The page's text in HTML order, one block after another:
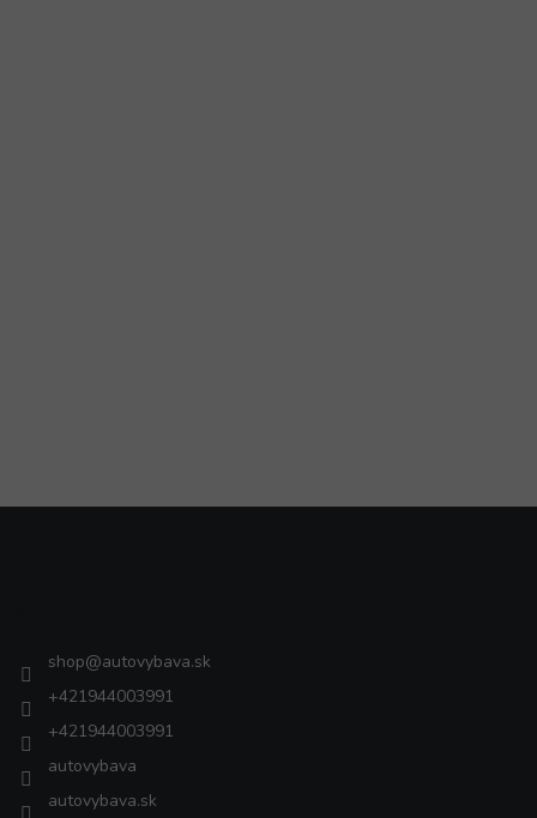
shop@autovybava.sk
+421944003991
+421944003991
autovybava
autovybava.sk